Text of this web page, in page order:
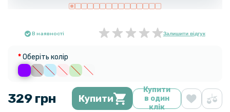
В наявності Залишити відгук
Оберіть колір
329 грн Купити
Купити
в один
клік